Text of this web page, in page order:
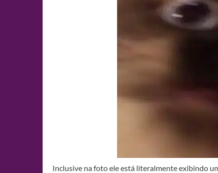
Inclusive na foto ele está literalmente exibindo